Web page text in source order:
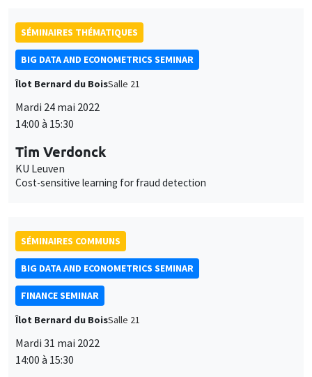
SÉMINAIRES THÉMATIQUES
BIG DATA AND ECONOMETRICS SEMINAR
Îlot Bernard du BoisSalle 21
Mardi 24 mai 2022
14:00 à 15:30
Tim Verdonck
KU Leuven
Cost-sensitive learning for fraud detection
SÉMINAIRES COMMUNS
BIG DATA AND ECONOMETRICS SEMINAR
FINANCE SEMINAR
Îlot Bernard du BoisSalle 21
Mardi 31 mai 2022
14:00 à 15:30